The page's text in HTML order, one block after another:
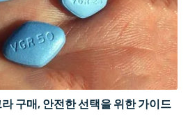
구매, 안전한 선택을 위한 가이드